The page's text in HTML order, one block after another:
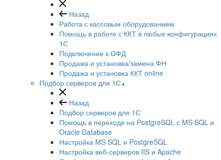
Назад
Работа с кассовым оборудованием
Помощь в работе с ККТ в любых конфигурациях
1С
Подключение к ОФД
Продажа и установка/замена ФН
Продажа и установка ККТ online
Подбор серверов для 1С
Назад
Подбор серверов для 1С
Помощь в переходе на PostgreSQL с MS SQL и
Oracle Database
Настройка MS SQL и PostgreSQL
Настройка веб-серверов IIS и Apache